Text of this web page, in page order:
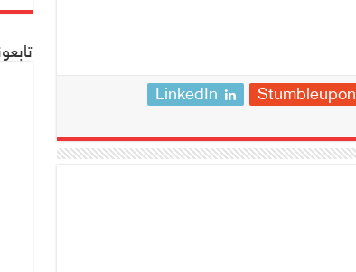
Stumbleupon
LinkedIn